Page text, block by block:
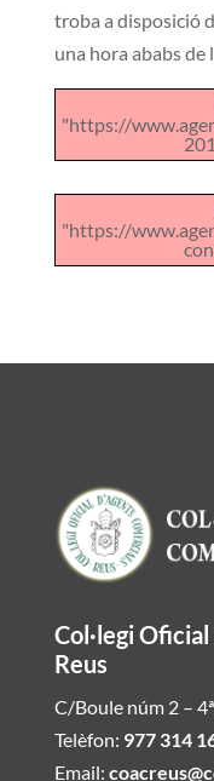
troba a disposició
una hora ababs de
"https://
"https://
Col·legi
Reus
C/Boule núm 2 –
Telèfon: 977 314
Email: